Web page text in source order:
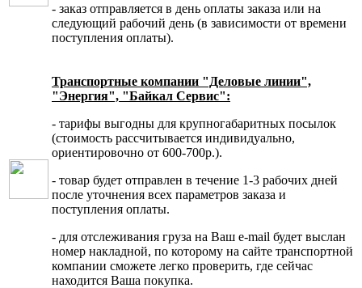
- заказ отправляется в день оплаты заказа или на
следующий рабочий день (в зависимости от времени
поступления оплаты).
Транспортные компании "Деловые линии",
"Энергия", "Байкал Сервис":
- тарифы выгодны для крупногабаритных посылок
(стоимость рассчитывается индивидуально,
ориентировочно от 600-700р.).
- товар будет отправлен в течение 1-3 рабочих дней
после уточнения всех параметров заказа и
поступления оплаты.
- для отслеживания груза на Ваш e-mail будет выслан
номер накладной, по которому на сайте транспортной
компании сможете легко проверить, где сейчас
находится Ваша покупка.